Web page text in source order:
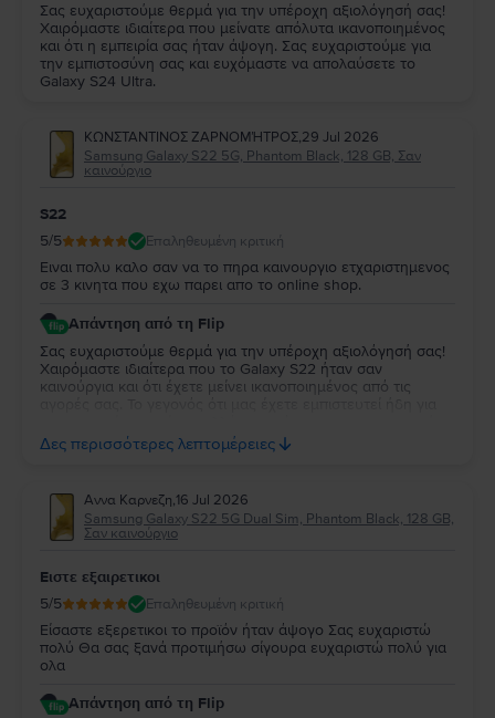
Σας ευχαριστούμε θερμά για την υπέροχη αξιολόγησή σας!
Χαιρόμαστε ιδιαίτερα που μείνατε απόλυτα ικανοποιημένος
και ότι η εμπειρία σας ήταν άψογη. Σας ευχαριστούμε για
την εμπιστοσύνη σας και ευχόμαστε να απολαύσετε το
Galaxy S24 Ultra.
ΚΩΝΣΤΑΝΤΙΝΟΣ ΖΑΡΝΟΜΉΤΡΟΣ,29 Jul 2026
Samsung Galaxy S22 5G, Phantom Black, 128 GB, Σαν
καινούργιο
S22
5/5 Επαληθευμένη κριτική
Ειναι πολυ καλο σαν να το πηρα καινουργιο ετχαριστημενος
σε 3 κινητα που εχω παρει απο το online shop.
Απάντηση από τη Flip
Σας ευχαριστούμε θερμά για την υπέροχη αξιολόγησή σας!
Χαιρόμαστε ιδιαίτερα που το Galaxy S22 ήταν σαν
καινούργια και ότι έχετε μείνει ικανοποιημένος από τις
ειλικρινά για τη στήριξή σας. Σας ευχόμαστε να απολαύσετε
τη νέα σας συσκευή και θα χαρούμε να σας
Δες περισσότερες λεπτομέρειες
Αννα Καρνεζη,16 Jul 2026
Samsung Galaxy S22 5G Dual Sim, Phantom Black, 128 GB,
Σαν καινούργιο
Ειστε εξαιρετικοι
5/5 Επαληθευμένη κριτική
Είσαστε εξερετικοι το προϊόν ήταν άψογο Σας ευχαριστώ
πολύ Θα σας ξανά προτιμήσω σίγουρα ευχαριστώ πολύ για
ολα
Απάντηση από τη Flip